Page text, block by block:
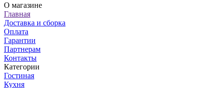
О магазине
Главная
Доставка и сборка
Оплата
Гарантии
Партнерам
Контакты
Категории
Гостиная
Кухня